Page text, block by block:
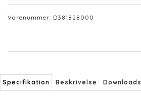
Varenummer: D381828000
Specifikation Beskrivelse Downloads